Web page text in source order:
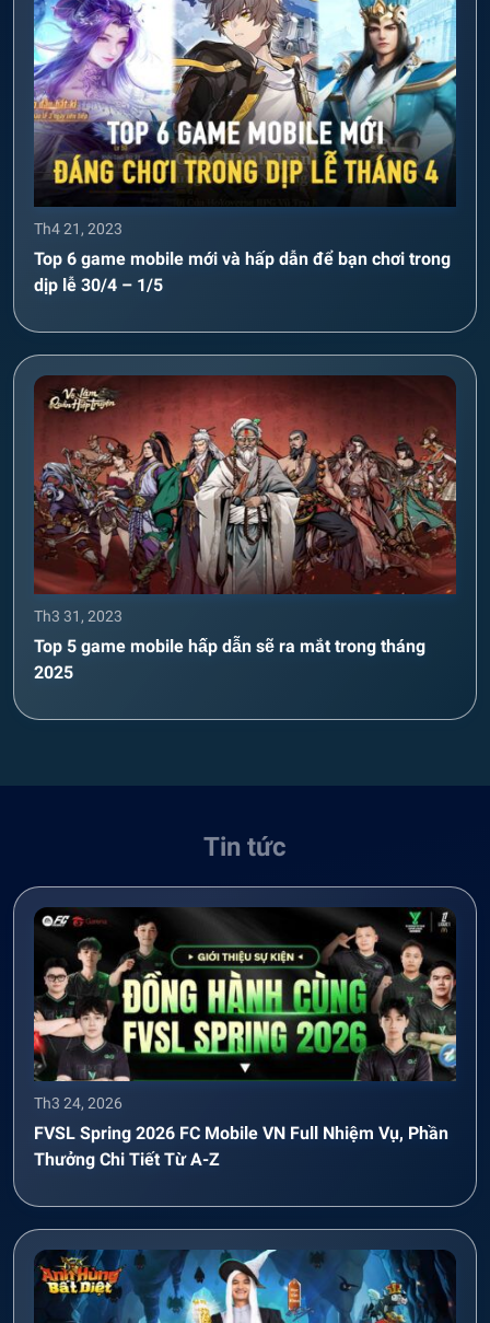
Th4 21, 2023
Top 6 game mobile mới và hấp dẫn để bạn chơi trong
dịp lễ 30/4 – 1/5
Th3 31, 2023
Top 5 game mobile hấp dẫn sẽ ra mắt trong tháng
2025
Tin tức
Th3 24, 2026
FVSL Spring 2026 FC Mobile VN Full Nhiệm Vụ, Phần
Thưởng Chi Tiết Từ A-Z